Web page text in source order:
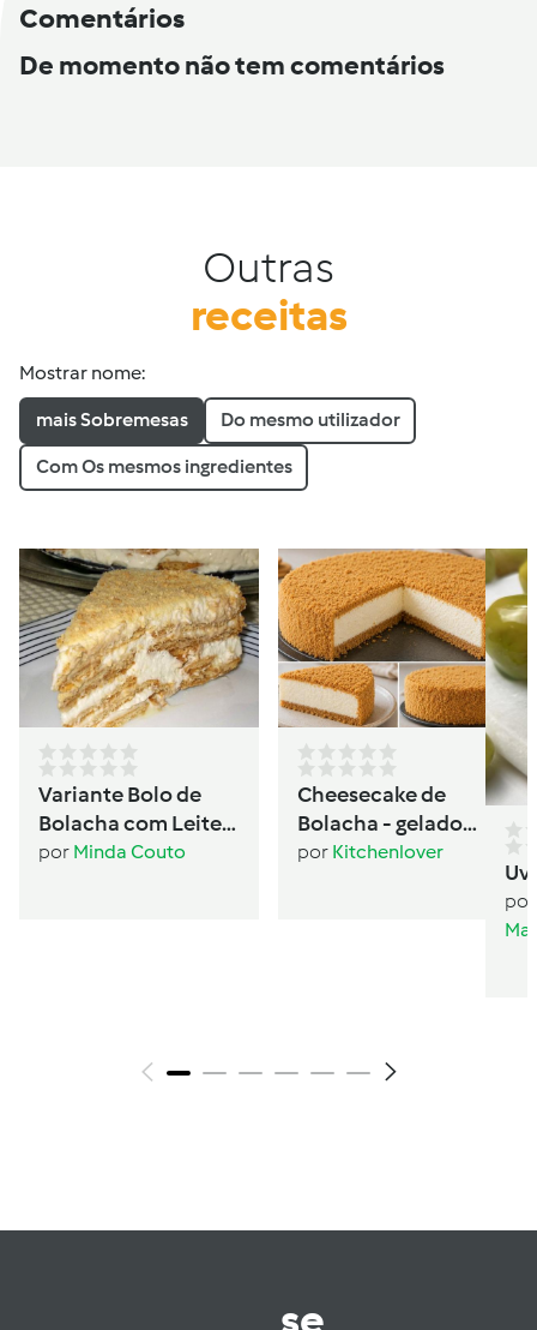
Comentários
De momento não tem comentários
Outras
receitas
Mostrar nome:
mais Sobremesas Do mesmo utilizador
Com Os mesmos ingredientes
Variante Bolo de
Bolacha com Leite
Condensado
por Minda Couto
Cheesecake de
Bolacha - gelado
sanduíche
por Kitchenlover
por
se